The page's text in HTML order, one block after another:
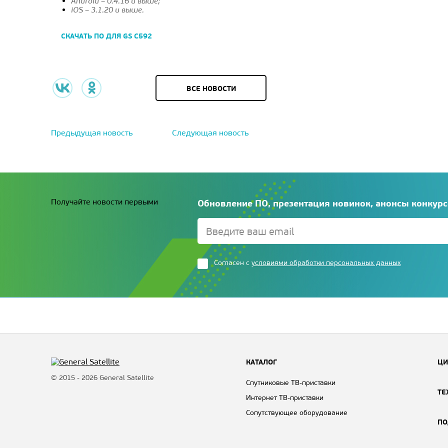
iOS – 3.1.20 и выше.
СКАЧАТЬ ПО ДЛЯ GS С592
ВСЕ НОВОСТИ
Предыдущая новость Следующая новость
Получайте новости первыми Обновление ПО, презентация новинок, анонсы
Согласен с условиями обработки персональных данных
© 2015 - 2026 General Satellite
КАТАЛОГ
Спутниковые ТВ-приставки
Интернет ТВ-приставки
Сопутствующее оборудование